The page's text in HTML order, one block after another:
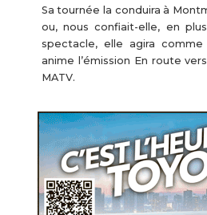
Sa tournée la conduira à
ou, nous confiait-elle, en
spectacle, elle agira comme
anime l’émission En route
MATV.